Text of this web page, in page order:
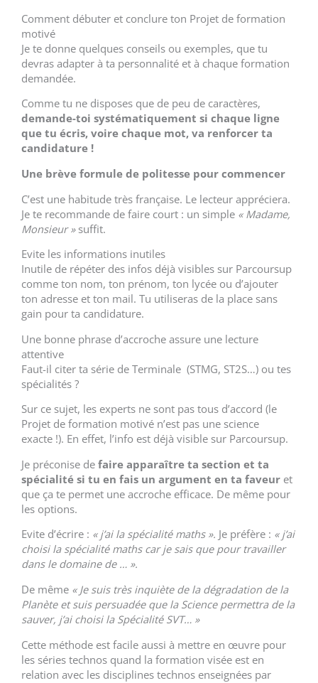
Comment débuter et conclure ton Projet de formation
motivé
Je te donne quelques conseils ou exemples, que tu
devras adapter à ta personnalité et à chaque formation
demandée.
Comme tu ne disposes que de peu de caractères,
demande-toi systématiquement si chaque ligne
que tu écris, voire chaque mot, va renforcer ta
candidature !
Une brève formule de politesse pour commencer
C’est une habitude très française. Le lecteur appréciera.
Je te recommande de faire court : un simple « Madame,
Monsieur »suffit.
Evite les informations inutiles
Inutile de répéter des infos déjà visibles sur Parcoursup
comme ton nom, ton prénom, ton lycée ou d’ajouter
ton adresse et ton mail. Tu utiliseras de la place sans
gain pour ta candidature.
Une bonne phrase d’accroche assure une lecture
attentive
Faut-il citer ta série de Terminale (STMG, ST2S…) ou tes
spécialités ?
Sur ce sujet, les experts ne sont pas tous d’accord (le
Projet de formation motivé n’est pas une science
exacte !). En effet, l’info est déjà visible sur Parcoursup.
Je préconise de faire apparaître ta section et ta
spécialité si tu en fais un argument en ta faveur et
que ça te permet une accroche efficace. De même pour
les options.
Evite d’écrire : « j’ai la spécialité maths ». Je préfère : « j’ai
choisi la spécialité maths car je sais que pour travailler
dans le domaine de … ».
De même « Je suis très inquiète de la dégradation de la
Planète et suis persuadée que la Science permettra de la
sauver, j’ai choisi la Spécialité SVT… »
Cette méthode est facile aussi à mettre en œuvre pour
les séries technos quand la formation visée est en
relation avec les disciplines technos enseignées par